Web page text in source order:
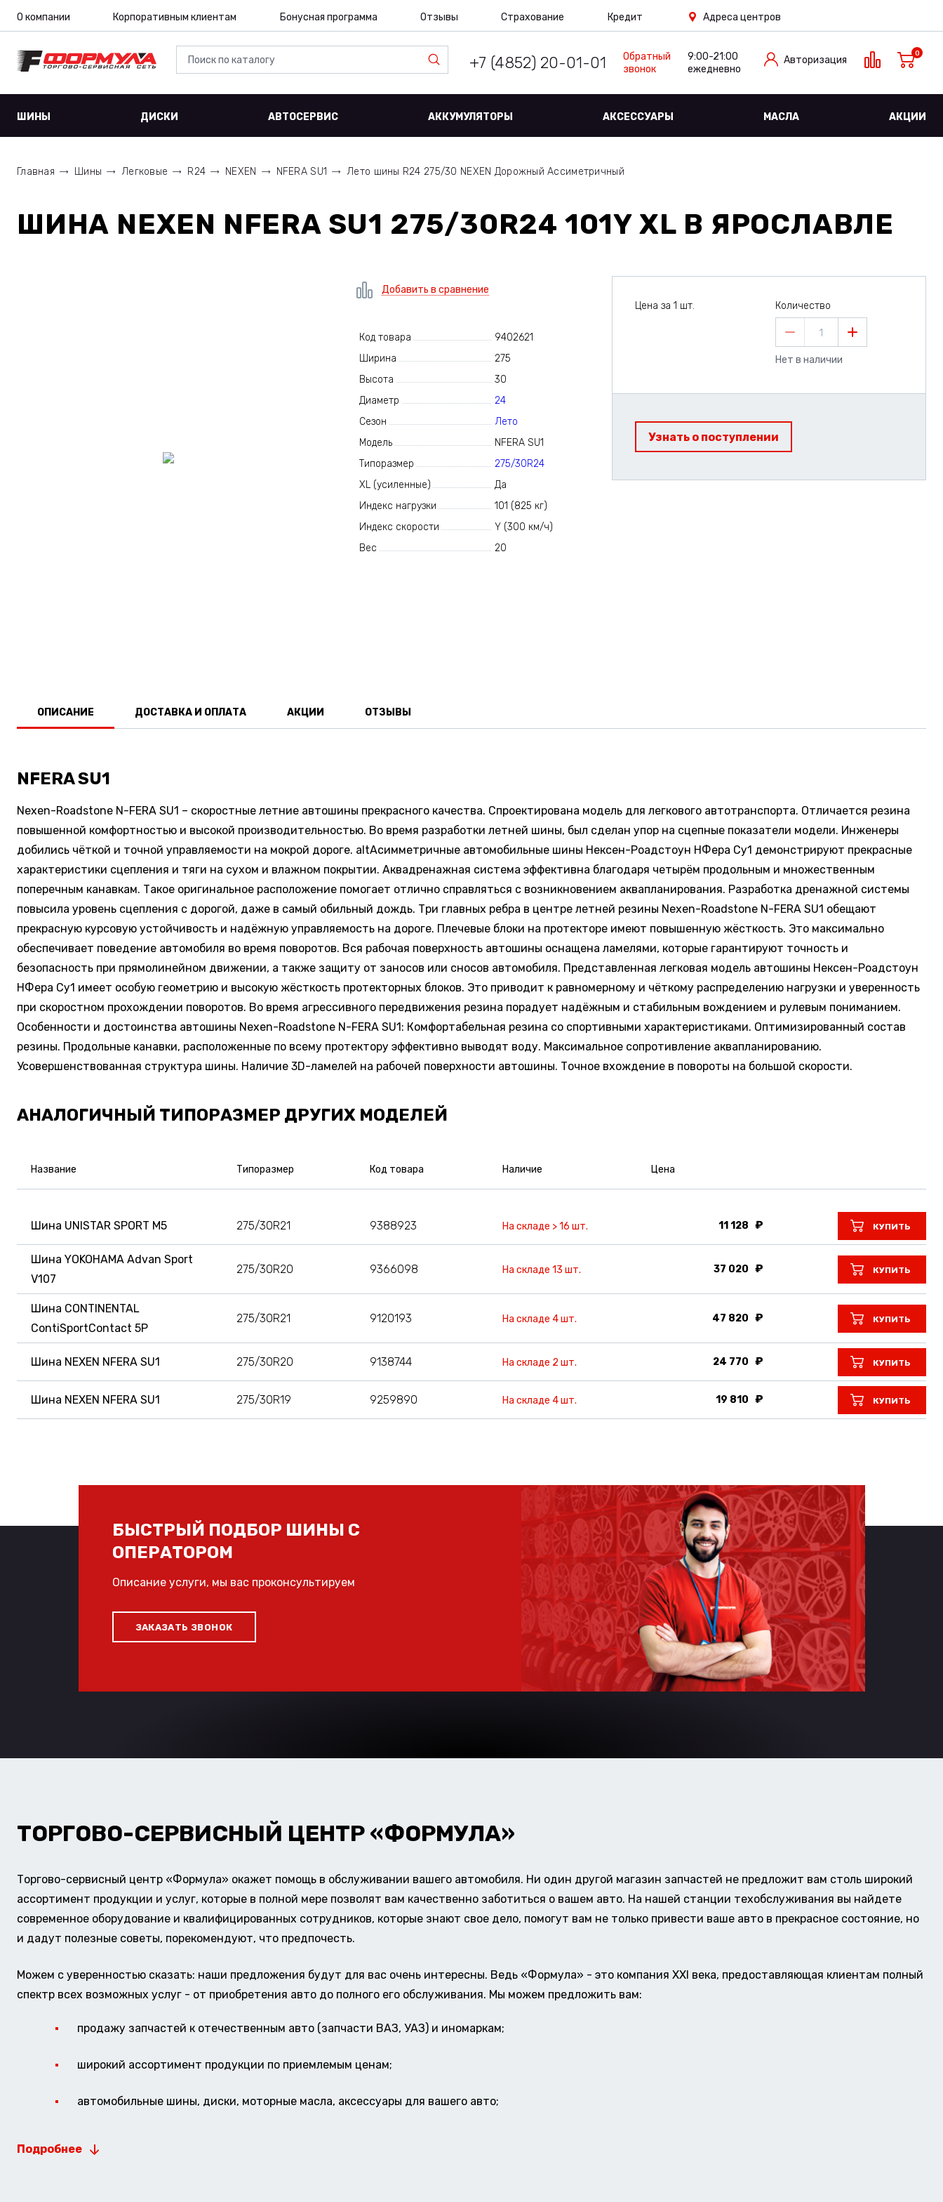
О компании Корпоративным клиентам Бонусная программа Отзывы Страхование Кредит Адреса центров
+7 (4852) 20-01-01
Обратный
звонок
9:00-21:00
ежедневно
Авторизация
0
ШИНЫ ДИСКИ АВТОСЕРВИС АККУМУЛЯТОРЫ АКСЕССУАРЫ МАСЛА АКЦИИ
Главная Шины Легковые R24 NEXEN NFERA SU1 Лето шины R24 275/30 NEXEN Дорожный Ассиметричный
ШИНА NEXEN NFERA SU1 275/30R24 101Y XL В ЯРОСЛАВЛЕ
Добавить в сравнение
Код товара
9402621
Ширина
275
Высота
30
Диаметр
24
Сезон
Лето
Модель
NFERA SU1
Типоразмер
275/30R24
XL (усиленные)
Да
Индекс нагрузки
101 (825 кг)
Индекс скорости
Y (300 км/ч)
Вес
20
Цена за 1 шт. Количество
1
Нет в наличии
Узнать о поступлении
ОПИСАНИЕ ДОСТАВКА И ОПЛАТА АКЦИИ ОТЗЫВЫ
NFERA SU1
Nexen-Roadstone N-FERA SU1 – скоростные летние автошины прекрасного качества. Спроектирована модель для легкового автотранспорта. Отличается резина
повышенной комфортностью и высокой производительностью. Во время разработки летней шины, был сделан упор на сцепные показатели модели. Инженеры
добились чёткой и точной управляемости на мокрой дороге. altАсимметричные автомобильные шины Нексен-Роадстоун НФера Су1 демонстрируют прекрасные
характеристики сцепления и тяги на сухом и влажном покрытии. Аквадренажная система эффективна благодаря четырём продольным и множественным
поперечным канавкам. Такое оригинальное расположение помогает отлично справляться с возникновением аквапланирования. Разработка дренажной системы
повысила уровень сцепления с дорогой, даже в самый обильный дождь. Три главных ребра в центре летней резины Nexen-Roadstone N-FERA SU1 обещают
прекрасную курсовую устойчивость и надёжную управляемость на дороге. Плечевые блоки на протекторе имеют повышенную жёсткость. Это максимально
обеспечивает поведение автомобиля во время поворотов. Вся рабочая поверхность автошины оснащена ламелями, которые гарантируют точность и
безопасность при прямолинейном движении, а также защиту от заносов или сносов автомобиля. Представленная легковая модель автошины Нексен-Роадстоун
НФера Су1 имеет особую геометрию и высокую жёсткость протекторных блоков. Это приводит к равномерному и чёткому распределению нагрузки и уверенность
при скоростном прохождении поворотов. Во время агрессивного передвижения резина порадует надёжным и стабильным вождением и рулевым пониманием.
Особенности и достоинства автошины Nexen-Roadstone N-FERA SU1: Комфортабельная резина со спортивными характеристиками. Оптимизированный состав
резины. Продольные канавки, расположенные по всему протектору эффективно выводят воду. Максимальное сопротивление аквапланированию.
Усовершенствованная структура шины. Наличие 3D-ламелей на рабочей поверхности автошины. Точное вхождение в повороты на большой скорости.
АНАЛОГИЧНЫЙ ТИПОРАЗМЕР ДРУГИХ МОДЕЛЕЙ
Название Типоразмер Код товара Наличие Цена
Шина UNISTAR SPORT M5 275/30R21 9388923 На складе > 16 шт. 11 128 КУПИТЬ
Шина YOKOHAMA Advan Sport
V107
275/30R20 9366098 На складе 13 шт. 37 020 КУПИТЬ
Шина CONTINENTAL
ContiSportContact 5P
275/30R21 9120193 На складе 4 шт. 47 820 КУПИТЬ
Шина NEXEN NFERA SU1 275/30R20 9138744 На складе 2 шт. 24 770 КУПИТЬ
Шина NEXEN NFERA SU1 275/30R19 9259890 На складе 4 шт. 19 810 КУПИТЬ
БЫСТРЫЙ ПОДБОР ШИНЫ С
ОПЕРАТОРОМ
Описание услуги, мы вас проконсультируем
ЗАКАЗАТЬ ЗВОНОК
ТОРГОВО-СЕРВИСНЫЙ ЦЕНТР «ФОРМУЛА»
Торгово-сервисный центр «Формула» окажет помощь в обслуживании вашего автомобиля. Ни один другой магазин запчастей не предложит вам столь широкий
ассортимент продукции и услуг, которые в полной мере позволят вам качественно заботиться о вашем авто. На нашей станции техобслуживания вы найдете
современное оборудование и квалифицированных сотрудников, которые знают свое дело, помогут вам не только привести ваше авто в прекрасное состояние, но
и дадут полезные советы, порекомендуют, что предпочесть.
Можем с уверенностью сказать: наши предложения будут для вас очень интересны. Ведь «Формула» - это компания XXI века, предоставляющая клиентам полный
спектр всех возможных услуг - от приобретения авто до полного его обслуживания. Мы можем предложить вам:
продажу запчастей к отечественным авто (запчасти ВАЗ, УАЗ) и иномаркам;
широкий ассортимент продукции по приемлемым ценам;
автомобильные шины, диски, моторные масла, аксессуары для вашего авто;
Подробнее